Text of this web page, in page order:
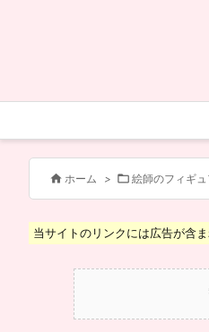
 ホーム >  絵師のフィギ
当サイトのリンクには広告が含